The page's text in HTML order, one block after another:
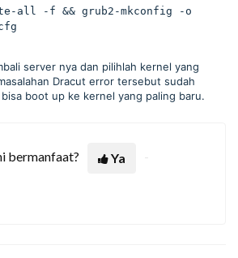
all -f && grub2-mkconfig -o
server nya dan pilihlah kernel yang
Dracut error tersebut sudah
boot up ke kernel yang paling baru.
bermanfaat?
Ya